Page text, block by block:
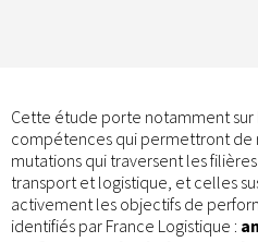
Cette étude porte notamment sur
compétences qui permettront de
mutations qui traversent les
transport et logistique, et celles
activement les objectifs de
identifiés par France Logistique :